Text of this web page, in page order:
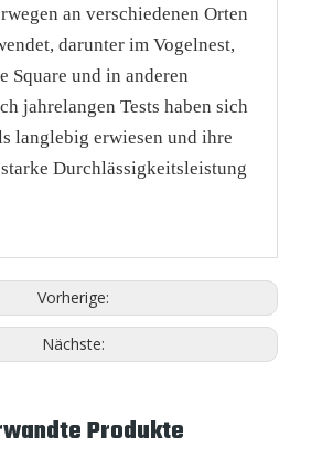
an verschiedenen Orten
darunter im Vogelnest,
Square und in anderen
jahrelangen Tests haben sich
langlebig erwiesen und ihre
Durchlässigkeitsleistung
Vorherige:
Nächste:
Produkte